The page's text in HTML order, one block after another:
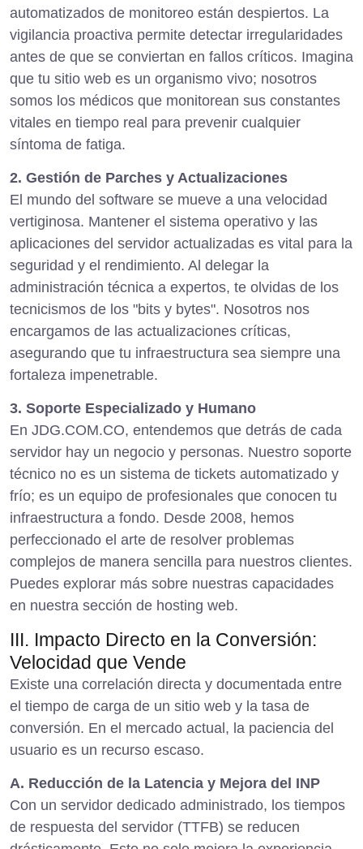
automatizados de monitoreo están despiertos. La
vigilancia proactiva permite detectar irregularidades
antes de que se conviertan en fallos críticos. Imagina
que tu sitio web es un organismo vivo; nosotros
somos los médicos que monitorean sus constantes
vitales en tiempo real para prevenir cualquier
síntoma de fatiga.
2. Gestión de Parches y Actualizaciones
El mundo del software se mueve a una velocidad
vertiginosa. Mantener el sistema operativo y las
aplicaciones del servidor actualizadas es vital para la
seguridad y el rendimiento. Al delegar la
administración técnica a expertos, te olvidas de los
tecnicismos de los "bits y bytes". Nosotros nos
encargamos de las actualizaciones críticas,
asegurando que tu infraestructura sea siempre una
fortaleza impenetrable.
3. Soporte Especializado y Humano
En JDG.COM.CO, entendemos que detrás de cada
servidor hay un negocio y personas. Nuestro soporte
técnico no es un sistema de tickets automatizado y
frío; es un equipo de profesionales que conocen tu
infraestructura a fondo. Desde 2008, hemos
perfeccionado el arte de resolver problemas
complejos de manera sencilla para nuestros clientes.
Puedes explorar más sobre nuestras capacidades
en nuestra sección de hosting web.
III. Impacto Directo en la Conversión:
Velocidad que Vende
Existe una correlación directa y documentada entre
el tiempo de carga de un sitio web y la tasa de
conversión. En el mercado actual, la paciencia del
usuario es un recurso escaso.
A. Reducción de la Latencia y Mejora del INP
Con un servidor dedicado administrado, los tiempos
de respuesta del servidor (TTFB) se reducen